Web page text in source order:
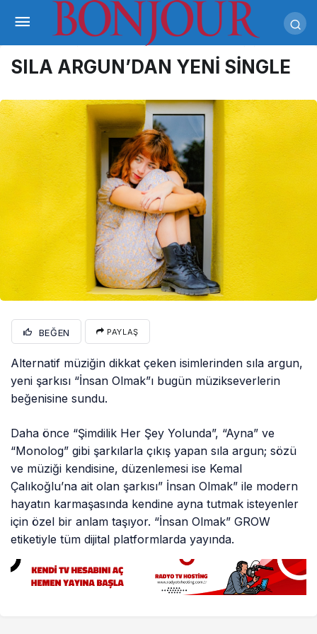
SILA ARGUN’DAN YENİ SİNGLE
BEĞEN PAYLAŞ
Alternatif müziğin dikkat çeken isimlerinden sıla argun,
yeni şarkısı “İnsan Olmak”ı bugün müzikseverlerin
beğenisine sundu.
Daha önce “Şimdilik Her Şey Yolunda”, “Ayna” ve
“Monolog” gibi şarkılarla çıkış yapan sıla argun; sözü
ve müziği kendisine, düzenlemesi ise Kemal
Çalıkoğlu’na ait olan şarkısı” İnsan Olmak” ile modern
hayatın karmaşasında kendine ayna tutmak isteyenler
için özel bir anlam taşıyor. “İnsan Olmak” GROW
etiketiyle tüm dijital platformlarda yayında.